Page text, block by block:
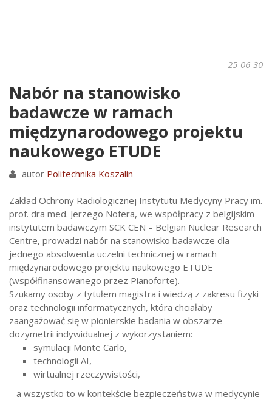
25-06-30
Nabór na stanowisko
badawcze w ramach
międzynarodowego projektu
naukowego ETUDE
autor Politechnika Koszalin
Zakład Ochrony Radiologicznej Instytutu Medycyny Pracy im.
prof. dra med. Jerzego Nofera, we współpracy z belgijskim
instytutem badawczym SCK CEN – Belgian Nuclear Research
Centre, prowadzi nabór na stanowisko badawcze dla
jednego absolwenta uczelni technicznej w ramach
międzynarodowego projektu naukowego ETUDE
(współfinansowanego przez Pianoforte).
Szukamy osoby z tytułem magistra i wiedzą z zakresu fizyki
oraz technologii informatycznych, która chciałaby
zaangażować się w pionierskie badania w obszarze
dozymetrii indywidualnej z wykorzystaniem:
symulacji Monte Carlo,
technologii AI,
wirtualnej rzeczywistości,
– a wszystko to w kontekście bezpieczeństwa w medycynie